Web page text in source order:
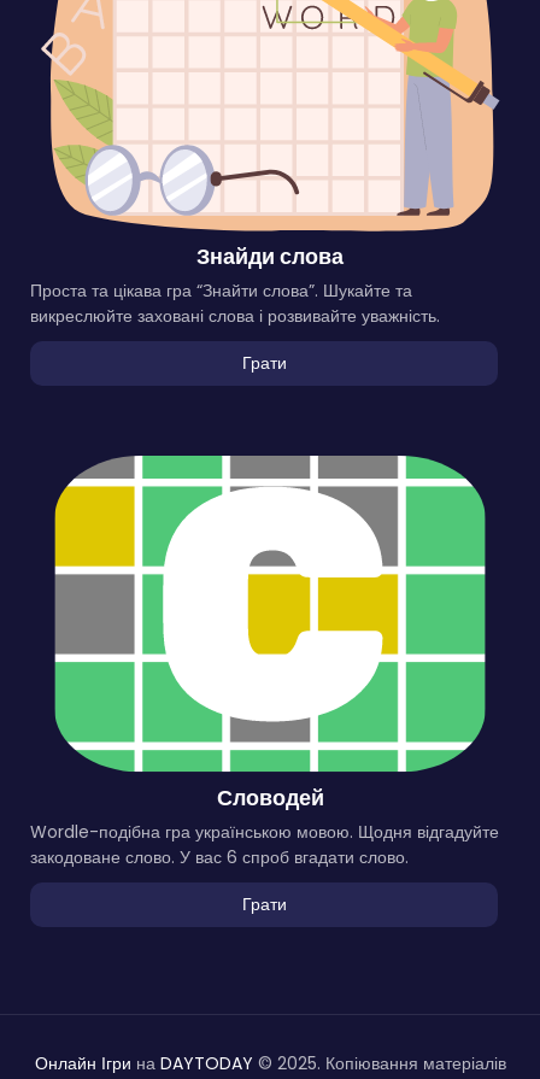
Знайди слова
Проста та цікава гра “Знайти слова”. Шукайте та
викреслюйте заховані слова і розвивайте уважність.
Грати
Словодей
Wordle-подібна гра українською мовою. Щодня відгадуйте
закодоване слово. У вас 6 спроб вгадати слово.
Грати
Онлайн Ігри на DAYTODAY © 2025. Копіювання матеріалів